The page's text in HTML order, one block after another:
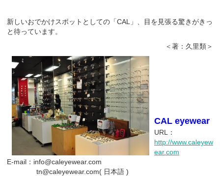
新しいおでかけスポットとしての「CAL」、目を見張る驚きがきっ
と待っています。
＜著：久里類＞
CAL eyewear
URL：
http://www.caleyew
ear.com
E-mail：info@caleyewear.com
tn@caleyewear.com( 日本語 )